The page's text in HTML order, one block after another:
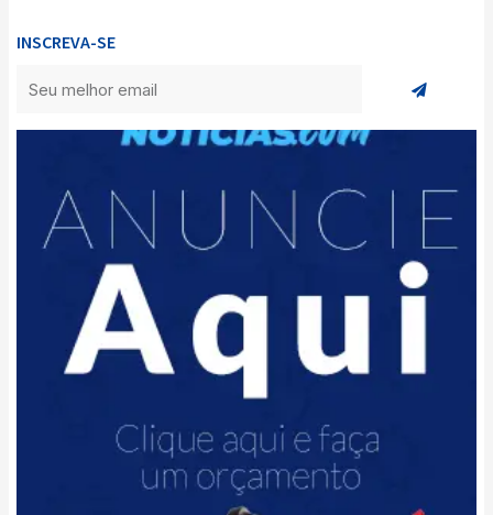
INSCREVA-SE